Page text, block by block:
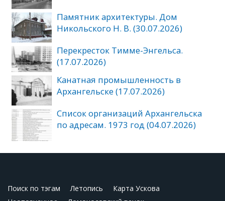
Памятник архитектуры. Дом
Никольского Н. В. (30.07.2026)
Перекресток Тимме-Энгельса.
(17.07.2026)
Канатная промышленность в
Архангельске (17.07.2026)
Список организаций Архангельска
по адресам. 1973 год (04.07.2026)
Поиск по тэгам Летопись
Карта Ускова